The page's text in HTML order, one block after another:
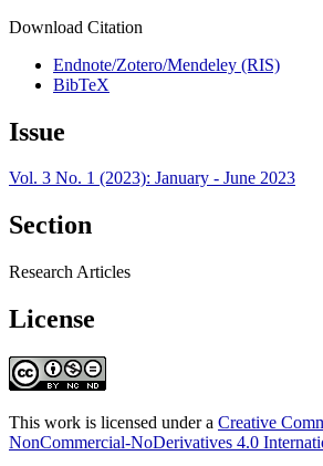
Download Citation
Endnote/Zotero/Mendeley (RIS)
BibTeX
Issue
Vol. 3 No. 1 (2023): January - June 2023
Section
Research Articles
License
This work is licensed under a Creative
NonCommercial-NoDerivatives 4.0